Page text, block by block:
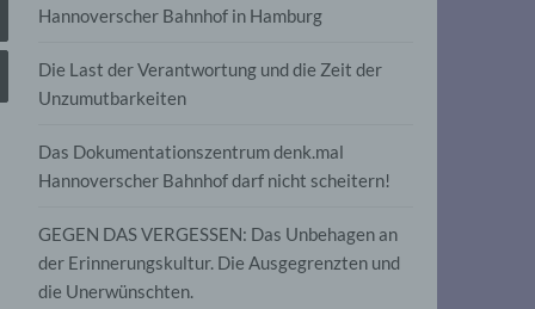
Hannoverscher Bahnhof in Hamburg
Die Last der Verantwortung und die Zeit der
Unzumutbarkeiten
Das Dokumentationszentrum denk.mal
Hannoverscher Bahnhof darf nicht scheitern!
GEGEN DAS VERGESSEN: Das Unbehagen an
der Erinnerungskultur. Die Ausgegrenzten und
die Unerwünschten.